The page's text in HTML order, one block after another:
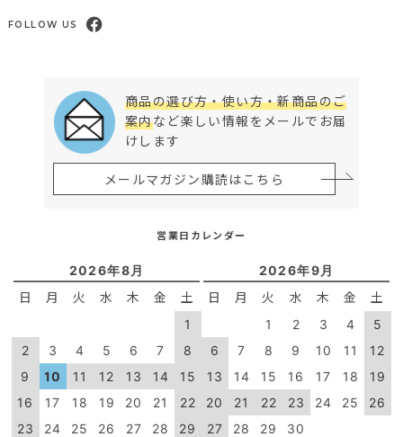
FOLLOW US
商品の選び方・使い方・新商品のご
案内など楽しい情報をメールでお届
けします
メールマガジン購読はこちら
営業日カレンダー
2026年8月
日 月 火 水 木 金 土
1
2
3 4 5 6 7
8
9
10 11 12 13 14
15
16
17 18 19 20 21
22
23
24 25 26 27 28
29
2026年9月
日 月 火 水 木 金 土
1 2 3 4
5
6
7 8 9 10 11
12
13
14 15 16 17 18
19
20
21 22 23 24 25
26
27
28 29 30